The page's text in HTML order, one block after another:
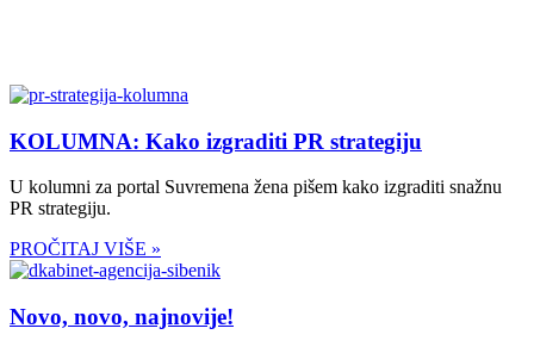
KOLUMNA: Kako izgraditi PR strategiju
U kolumni za portal Suvremena žena pišem kako izgraditi snažnu
PR strategiju.
PROČITAJ VIŠE »
Novo, novo, najnovije!